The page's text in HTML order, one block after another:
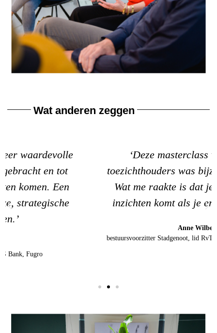
Wat anderen zeggen
‘Deze masterclass voor ervaren
toezichthouders was bijzonder waardevol.
Wat me raakte is dat je tot zoveel meer
inzichten komt als je er anders instapt.’
bestuursvoorzitter Stadgenoot, lid RvT GGZ NHN, lid RvC ASRE